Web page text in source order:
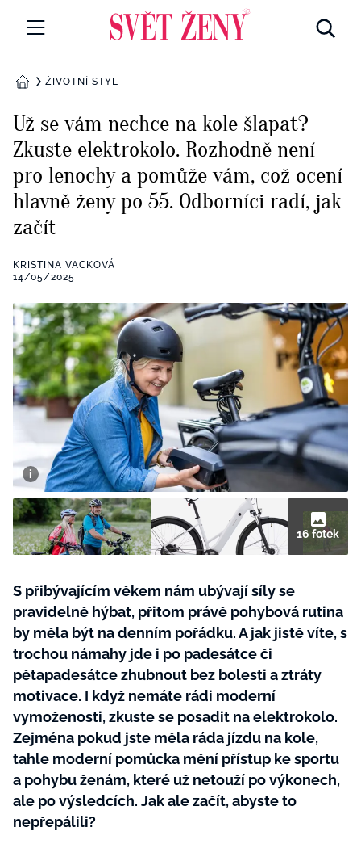
Všechny kategorie
Rozhovory
RETROHUBKY
PSYCHOLOGIE
Všechny kategorie
ZDRAVÍ
Všechny kategorie
ZÁBAVA
Všechny kategorie
Testy a kvízy
BYDLENÍ
Všechny kategorie
Tvoření
Rady a tipy
BurdaMedia
Extra
SVĚT ŽENY - 599 KČ
ROČNÍ PŘEDPLATNÉ SVĚT ŽENY +
SADA PRODUKTŮ MANA (10 ks)
DOMŮŽIVOTNÍ STYL
Už se vám nechce na kole šlapat?
Zkuste elektrokolo. Rozhodně není
pro lenochy a pomůže vám, což ocení
hlavně ženy po 55. Odborníci radí, jak
začít
KRISTINA VACKOVÁ
14/05/2025
16 fotek
S přibývajícím věkem nám ubývají síly se
pravidelně hýbat, přitom právě pohybová rutina
by měla být na denním pořádku. A jak jistě víte, s
trochou námahy jde i po padesátce či
pětapadesátce zhubnout bez bolesti a ztráty
motivace. I když nemáte rádi moderní
vymoženosti, zkuste se posadit na elektrokolo.
Zejména pokud jste měla ráda jízdu na kole,
tahle moderní pomůcka mění přístup ke sportu
a pohybu ženám, které už netouží po výkonech,
ale po výsledcích. Jak ale začít, abyste to
nepřepálili?